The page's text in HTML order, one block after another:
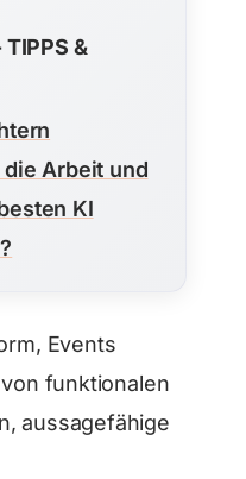
TIPPS &
Arbeit und
KI
Events
funktionalen
aussagefähige